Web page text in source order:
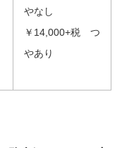
やなし
￥14,000+税 つ
やあり